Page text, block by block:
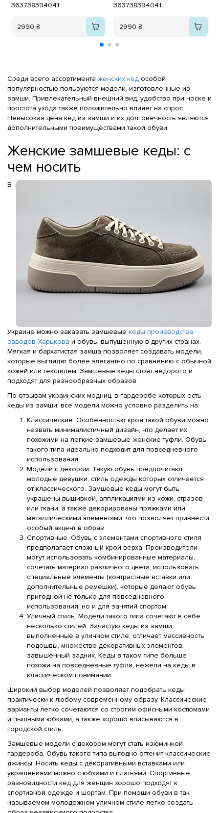
363738394041
2990 ₴
363738394041
2990 ₴
Среди всего ассортимента женских кед особой
популярностью пользуются модели, изготовленные из
замши. Привлекательный внешний вид, удобство при носке и
простота ухода также положительно влияет на спрос.
Невысокая цена кед из замши и их долговечность являются
дополнительными преимуществами такой обуви.
Женские замшевые кеды: с
чем носить
В
Украине можно заказать замшевые кеды производства
заводов Харькова и обувь, выпущенную в других странах.
Мягкая и бархатистая замша позволяет создавать модели,
которые выглядят более элегантно по сравнению с обычной
кожей или текстилем. Замшевые кеды стоят недорого и
подходят для разнообразных образов.
По отзывам украинских модниц, в гардеробе которых есть
кеды из замши, все модели можно условно разделить на:
Классические. Особенностью кроя такой обуви можно
назвать минималистичный дизайн, что делает их
похожими на легкие замшевые женские туфли. Обувь
такого типа идеально подходит для повседневного
использования.
Модели с декором. Такую обувь предпочитают
молодые девушки, стиль одежды которых отличается
от классического. Замшевые кеды могут быть
украшены вышивкой, аппликациями из кожи, стразов
или ткани, а также декорированы пряжками или
металлическими элементами, что позволяет привнести
особый акцент в образ.
Спортивные. Обувь с элементами спортивного стиля
предполагает сложный крой верха. Производители
могут использовать комбинированные материалы,
сочетать материал различного цвета, использовать
специальные элементы (контрастные вставки или
дополнительные ремешки), которые делают обувь
пригодной не только для повседневного
использования, но и для занятий спортом.
Уличный стиль. Модели такого типа сочетают в себе
несколько стилей. Зачастую кеды из замши,
выполненные в уличном стиле, отличает массивность
подошвы, множество декоративных элементов,
завышенный задник. Кеды в таком типе больше
похожи на повседневные туфли, нежели на кеды в
классическом понимании.
Широкий выбор моделей позволяет подобрать кеды
практически к любому современному образу. Классические
варианты легко сочетаются со строгим офисными костюмами
и пышными юбками, а также хорошо вписываются в
городской стиль.
Замшевые модели с декором могут стать изюминкой
гардероба. Обувь такого типа выгодно оттенит классические
джинсы. Носить кеды с декоративными вставками или
украшениями можно с юбками и платьями. Спортивные
разновидности кед для женщин хорошо подходят к
спортивной одежде и шортам. При помощи обуви в так
называемом молодежном уличном стиле легко создать